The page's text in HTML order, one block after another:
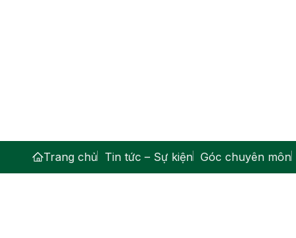
Trang chủ Tin tức – Sự kiện Góc chuyên môn